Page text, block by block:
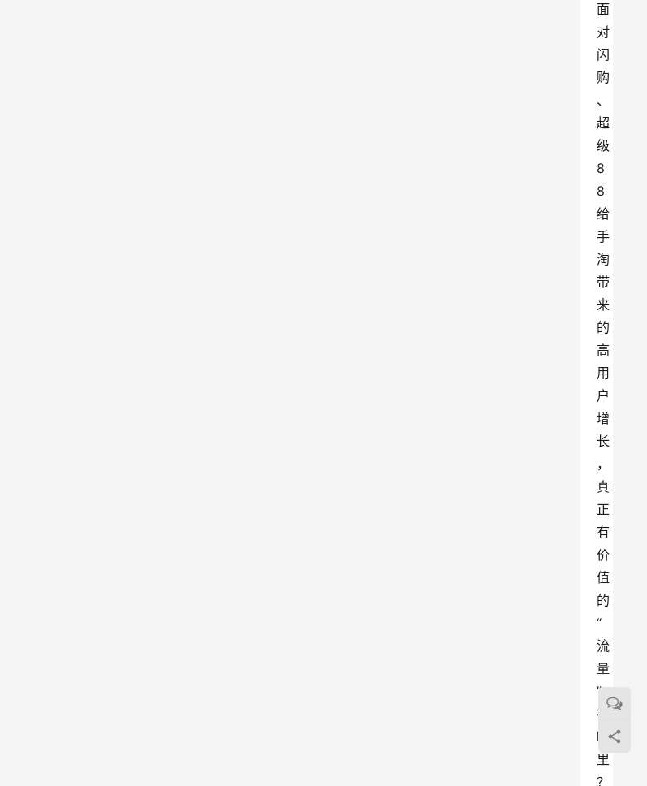
面
对
闪
购
、
超
级
8
8
给
手
淘
带
来
的
高
用
户
增
长
，
真
正
有
价
值
的
“
流
量
”
在
哪
里
？